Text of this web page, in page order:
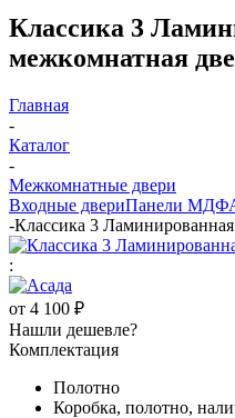
Классика 3
межкомнатная
Главная
-
Каталог
-
Межкомнатные двери
Входные двериПанели МДФ
-Классика 3
:
от 4 100 ₽
Нашли дешевле?
Комплектация
Полотно
Коробка, полотно,